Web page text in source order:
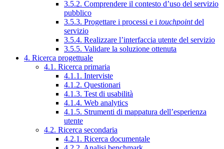
3.5.2. Comprendere il contesto d’uso del servizio
pubblico
3.5.3. Progettare i processi e i touchpointdel
servizio
3.5.4. Realizzare l’interfaccia utente del servizio
3.5.5. Validare la soluzione ottenuta
4. Ricerca progettuale
4.1. Ricerca primaria
4.1.1. Interviste
4.1.2. Questionari
4.1.3. Test di usabilità
4.1.4. Web analytics
4.1.5. Strumenti di mappatura dell’esperienza
utente
4.2. Ricerca secondaria
4.2.1. Ricerca documentale